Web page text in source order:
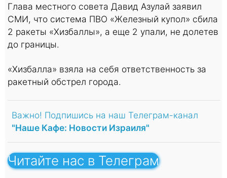
Глава местного совета Давид Азулай заявил
СМИ, что система ПВО «Железный купол» сбила
2 ракеты «Хизбаллы», а еще 2 упали, не долетев
до границы.
«Хизбалла» взяла на себя ответственность за
ракетный обстрел города.
Важно! Подпишись на наш Телеграм-канал
"Наше Кафе: Новости Израиля"
Читайте нас в Телеграм